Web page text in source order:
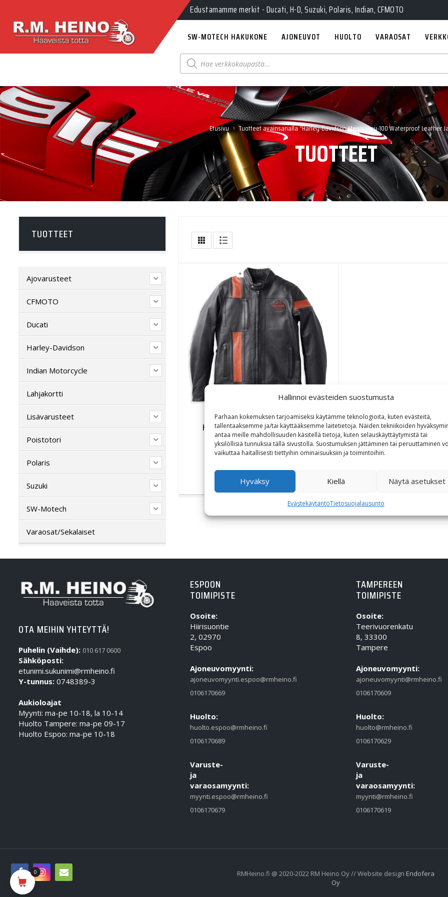
Hallinnoi evästeiden suostumusta
Parhaan kokemuksen tarjoamiseksi käytämme teknologioita, kuten evästeitä,
tallentaaksemme ja/tai käyttääksemme laitetietoja. Näiden tekniikoiden
antaa meille mahdollisuuden käsitellä tietoja, kuten selauskäyttäytymistä tai
yksilöllisiä tunnuksia tällä sivustolla. Suostumuksen jättäminen tai peruuttaminen
vaikuttaa haitallisesti tiettyihin ominaisuuksiin ja toimintoihin.
Hyväksy Kiellä Näytä asetukset
EvästekäytäntöTietosuojalausunto
Edustamamme merkit - Ducati, H-D, Suzuki, Polaris, Indian, CFMOTO
SW-MOTECH HAKUKONE AJONEUVOT HUOLTO VARAOSAT
Products
search
Etusivu › Tuotteet avainsanalla “Harley-Davidson Men's Hwy-100 Waterproof Leather
TUOTTEET
Harley-Davidson Men’s Hwy-100
Waterproof Leather Jacket
984,67€–1 066,12€
TUOTTEET
Ajovarusteet
CFMOTO
Ducati
Harley-Davidson
Indian Motorcycle
Lahjakortti
Lisävarusteet
Poistotori
Polaris
Suzuki
SW-Motech
Varaosat/Sekalaiset
OTA MEIHIN YHTEYTTÄ!
Puhelin (Vaihde): 010 617 0600
Sähköposti:
etunimi.sukunimi@rmheino.fi
Y-tunnus: 0748389-3
Aukioloajat
Myynti: ma-pe 10-18, la 10-14
Huolto Tampere: ma-pe 09-17
Huolto Espoo: ma-pe 10-18
ESPOON
TOIMIPISTE
Osoite:
Hiirisuontie
2, 02970
Espoo
Ajoneuvomyynti:
ajoneuvomyynti.espoo@rmheino.fi
0106170669
Huolto:
huolto.espoo@rmheino.fi
0106170689
Varuste-
ja
varaosamyynti:
myynti.espoo@rmheino.fi
0106170679
TAMPEREEN
TOIMIPISTE
Osoite:
Teerivuorenkatu
8, 33300
Tampere
Ajoneuvomyynti:
ajoneuvomyynti@rmheino.fi
0106170609
Huolto:
huolto@rmheino.fi
0106170629
Varuste-
ja
varaosamyynti:
myynti@rmheino.fi
0106170619
RMHeino.fi @ 2020-2022 RM Heino Oy // Website design Endofera
Oy
0